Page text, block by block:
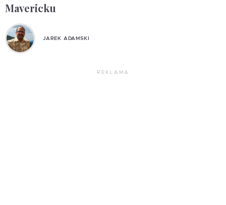
Mavericku
JAREK ADAMSKI
REKLAMA